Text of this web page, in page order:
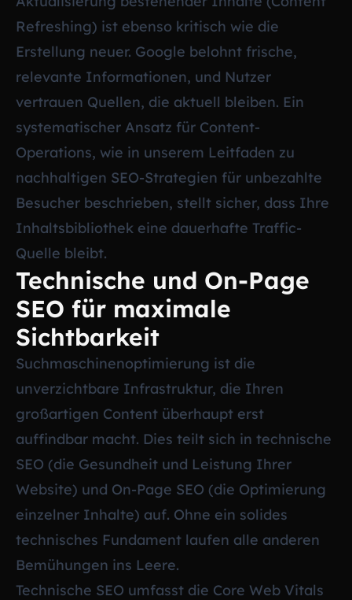
Refreshing) ist ebenso kritisch wie die
Erstellung neuer. Google belohnt frische,
relevante Informationen, und Nutzer
vertrauen Quellen, die aktuell bleiben. Ein
systematischer Ansatz für Content-
Operations, wie in unserem Leitfaden zu
nachhaltigen SEO-Strategien für unbezahlte
Besucher beschrieben, stellt sicher, dass Ihre
Inhaltsbibliothek eine dauerhafte Traffic-
Quelle bleibt.
Technische und On-Page
SEO für maximale
Sichtbarkeit
Suchmaschinenoptimierung ist die
unverzichtbare Infrastruktur, die Ihren
großartigen Content überhaupt erst
auffindbar macht. Dies teilt sich in technische
SEO (die Gesundheit und Leistung Ihrer
Website) und On-Page SEO (die Optimierung
einzelner Inhalte) auf. Ohne ein solides
technisches Fundament laufen alle anderen
Bemühungen ins Leere.
Technische SEO umfasst die Core Web Vitals